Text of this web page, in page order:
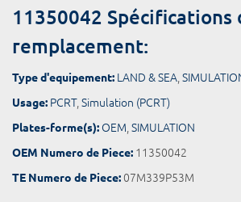
11350042 Spécifications
remplacement:
Type d'equipement: LAND & SEA,
Usage: PCRT,Simulation (PCRT)
Plates-forme(s): OEM,SIMULATION
OEM Numero de Piece: 11350042
TE Numero de Piece:07M339P53M